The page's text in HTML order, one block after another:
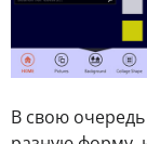
В свою